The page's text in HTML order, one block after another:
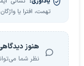
تهمت، افترا یا
هنوز
نظر شما